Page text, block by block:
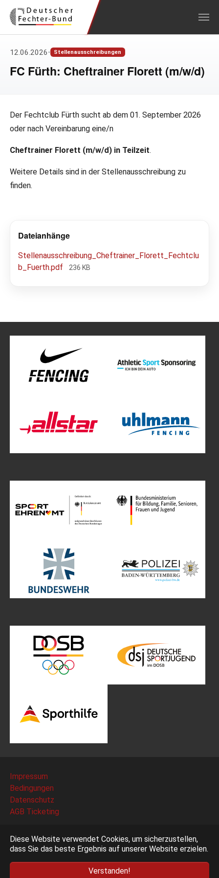
Diese Website verwendet Cookies, um sicherzustellen,
dass Sie das beste Ergebnis auf unserer Website erzielen.
Verstanden!
12.06.2026• Stellenausschreibungen
FC Fürth: Cheftrainer Florett (m/w/d)
Der Fechtclub Fürth sucht ab dem 01. September 2026
oder nach Vereinbarung eine/n
Cheftrainer Florett (m/w/d) in Teilzeit.
Weitere Details sind in der Stellenausschreibung zu
finden.
Dateianhänge
Stellenausschreibung_Cheftrainer_Florett_Fechtclu
b_Fuerth.pdf
236 KB
Impressum
Bedingungen
Datenschutz
AGB Ticketing
53117 Bonn